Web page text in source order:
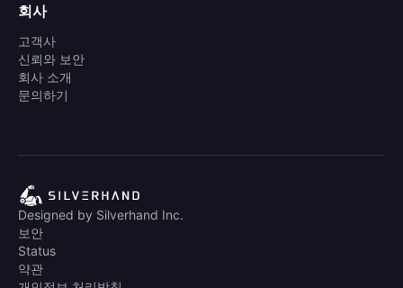
회사
고객사
신뢰와 보안
회사 소개
문의하기
Designed by Silverhand Inc.
보안
Status
약관